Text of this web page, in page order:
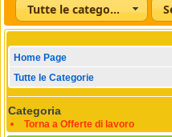
Tutte le categorie
Home Page
Tutte le Categorie
Categoria
Torna a Offerte di lavoro